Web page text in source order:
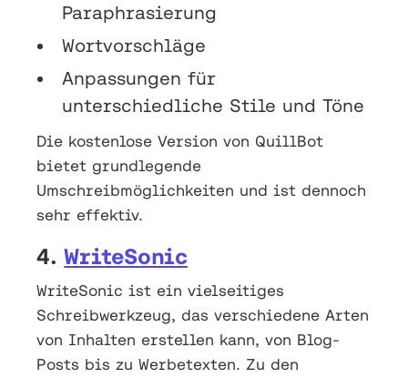
Paraphrasierung
Wortvorschläge
Anpassungen für
unterschiedliche Stile und Töne
Die kostenlose Version von QuillBot
bietet grundlegende
Umschreibmöglichkeiten und ist dennoch
sehr effektiv.
4.WriteSonic
WriteSonic ist ein vielseitiges
Schreibwerkzeug, das verschiedene Arten
von Inhalten erstellen kann, von Blog-
Posts bis zu Werbetexten. Zu den